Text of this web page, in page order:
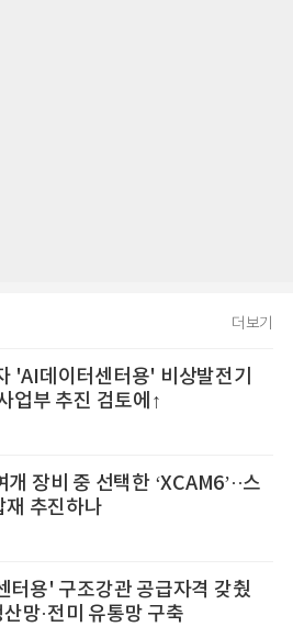
더보기
'AI데이터센터용' 비상발전기
업부 추진 검토에↑
장비 중 선택한 ‘XCAM6’··스
재 추진하나
터용' 구조강관 공급자격 갖췄
망·전미 유통망 구축